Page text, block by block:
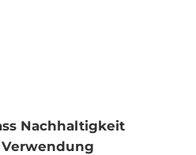
Nachhaltigkeit